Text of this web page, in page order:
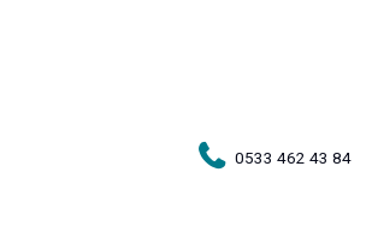
0533 462 43 84